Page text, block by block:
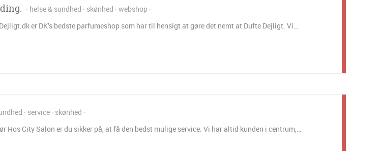
helse & sundhed skønhed webshop
er DK’s bedste parfumeshop som har til hensigt at gøre det nemt at Dufte Dejligt. Vi…
service skønhed
Hos City Salon er du sikker på, at få den bedst mulige service. Vi har altid kunden i centrum,…